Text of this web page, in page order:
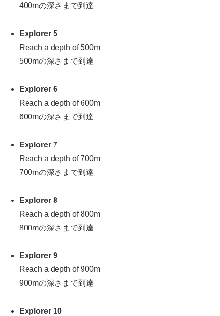
400mの深さまで到達
Explorer 5
Reach a depth of 500m
500mの深さまで到達
Explorer 6
Reach a depth of 600m
600mの深さまで到達
Explorer 7
Reach a depth of 700m
700mの深さまで到達
Explorer 8
Reach a depth of 800m
800mの深さまで到達
Explorer 9
Reach a depth of 900m
900mの深さまで到達
Explorer 10